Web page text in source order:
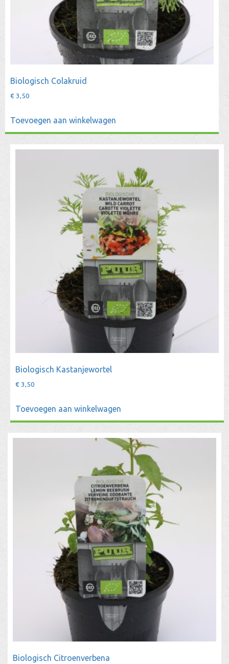
Biologisch Colakruid
€3,50
Toevoegen aan winkelwagen
Biologisch Kastanjewortel
€3,50
Toevoegen aan winkelwagen
Biologisch Citroenverbena